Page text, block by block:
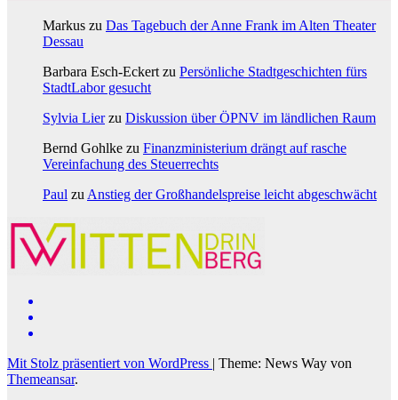
Markus zu Das Tagebuch der Anne Frank im Alten Theater
Dessau
Barbara Esch-Eckert zu Persönliche Stadtgeschichten fürs
StadtLabor gesucht
Sylvia Lierzu Diskussion über ÖPNV im ländlichen Raum
Bernd Gohlke zu Finanzministerium drängt auf rasche
Vereinfachung des Steuerrechts
Paul zu Anstieg der Großhandelspreise leicht abgeschwächt
Mit Stolz präsentiert von WordPress | Theme: News Way von
Themeansar.